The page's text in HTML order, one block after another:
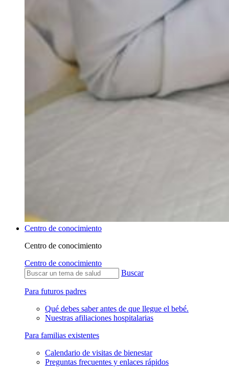
Centro de conocimiento
Centro de conocimiento
Centro de conocimiento
Buscar
Para futuros padres
Qué debes saber antes de que llegue el bebé.
Nuestras afiliaciones hospitalarias
Para familias existentes
Calendario de visitas de bienestar
Preguntas frecuentes y enlaces rápidos